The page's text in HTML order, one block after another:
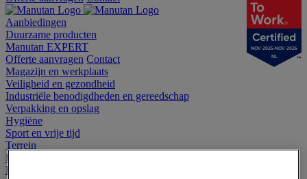
Aanbiedingen
Duurzame producten
Manutan EXPERT
Offerte aanvragen Contact
Magazijn en werkplaats
Veiligheid en gezondheid
Industriële benodigdheden en gereedschap
Verpakking en opslag
Hygiëne
Sport en vrije tijd
Terrein
Kantoor
Horeca
NOV 2025-NOV 2026
NL